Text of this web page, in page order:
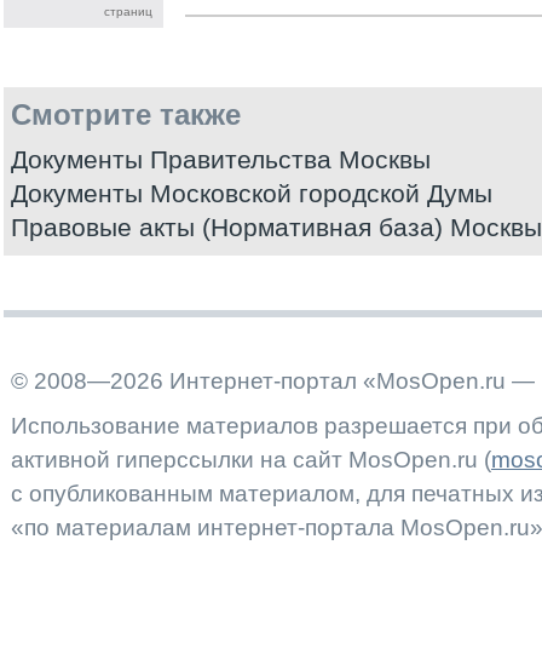
страниц
Смотрите также
Документы Правительства Москвы
Документы Московской городской Думы
Правовые акты (Нормативная база) Москвы
© 2008—2026 Интернет-портал «MosOpen.ru —
Использование материалов разрешается при
активной гиперссылки на сайт MosOpen.ru (
с опубликованным материалом, для печатных
«по материалам интернет-портала